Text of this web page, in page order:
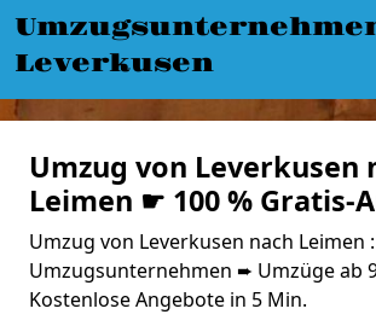
Leverkusen
Umzug von Leverkusen
Leimen ☛ 100 % Gratis-
Umzug von Leverkusen nach Leimen
Umzugsunternehmen ➨ Umzüge ab
Kostenlose Angebote in 5 Min.